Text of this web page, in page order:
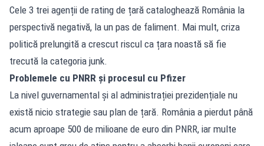
Cele 3 trei agenții de rating de țară cataloghează România la
perspectivă negativă, la un pas de faliment. Mai mult, criza
politică prelungită a crescut riscul ca țara noastă să fie
trecută la categoria junk.
Problemele cu PNRR și procesul cu Pfizer
La nivel guvernamental și al administrației prezidențiale nu
există nicio strategie sau plan de țară. România a pierdut până
acum aproape 500 de milioane de euro din PNRR, iar multe